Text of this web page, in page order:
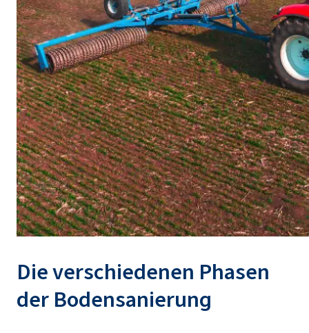
Die verschiedenen Phasen
der Bodensanierung